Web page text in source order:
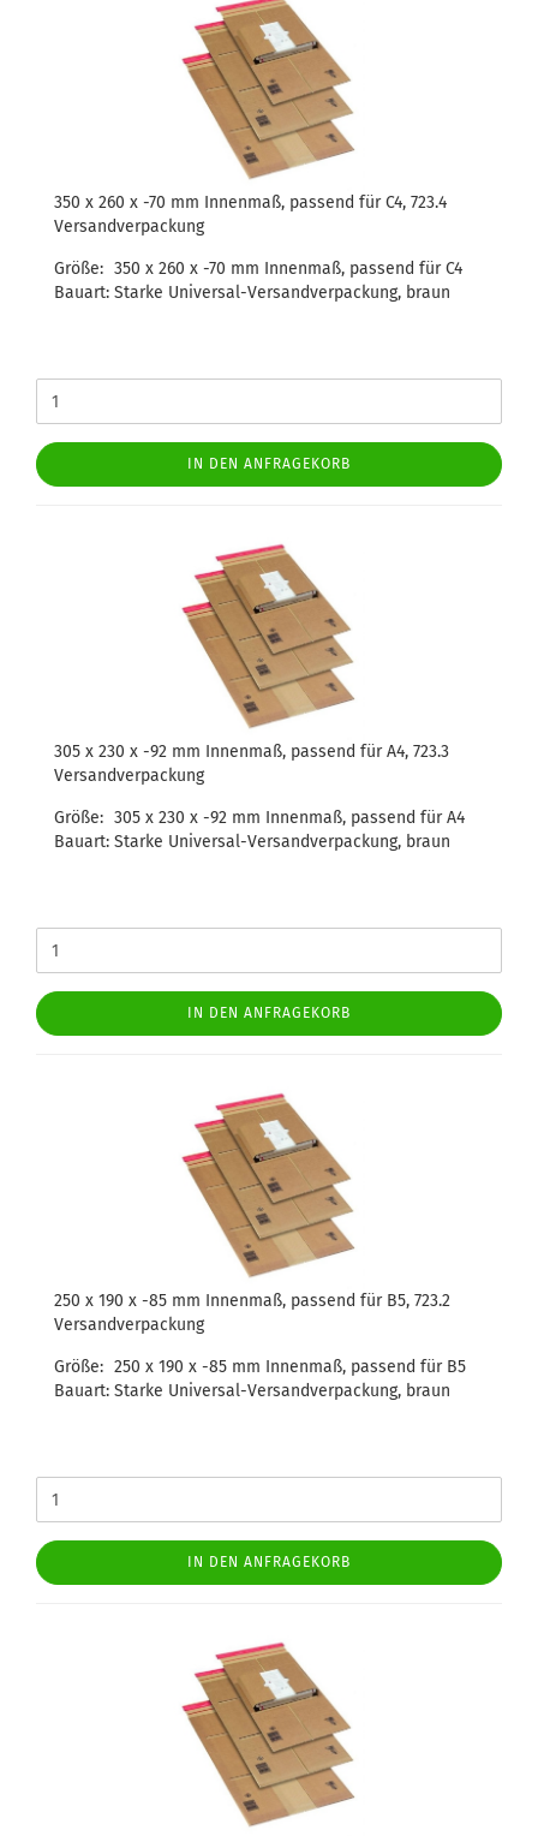
350 x 260 x -70 mm Innenmaß, passend für C4, 723.4
Versandverpackung
Größe: 350 x 260 x -70 mm Innenmaß, passend für C4
Bauart: Starke Universal-Versandverpackung, braun
IN DEN ANFRAGEKORB
305 x 230 x -92 mm Innenmaß, passend für A4, 723.3
Versandverpackung
Größe: 305 x 230 x -92 mm Innenmaß, passend für A4
Bauart: Starke Universal-Versandverpackung, braun
IN DEN ANFRAGEKORB
250 x 190 x -85 mm Innenmaß, passend für B5, 723.2
Versandverpackung
Größe: 250 x 190 x -85 mm Innenmaß, passend für B5
Bauart: Starke Universal-Versandverpackung, braun
IN DEN ANFRAGEKORB